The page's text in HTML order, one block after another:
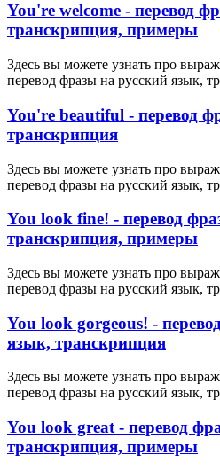
You're welcome - перевод
транскрипция, примеры
Здесь вы можете узнать про
перевод фразы на русский язык,
You're beautiful - перевод
транскрипция
Здесь вы можете узнать про
перевод фразы на русский язык,
You look fine! - перевод
транскрипция, примеры
Здесь вы можете узнать про
перевод фразы на русский язык,
You look gorgeous! -
язык, транскрипция
Здесь вы можете узнать про
перевод фразы на русский язык,
You look great - перевод
транскрипция, примеры